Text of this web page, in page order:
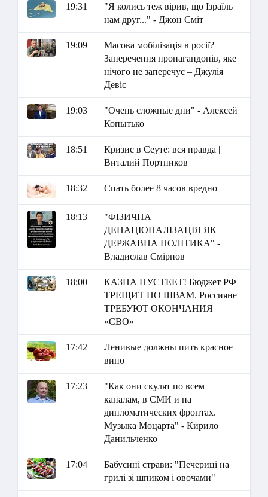
19:31
"Я колись теж вірив, що Ізраїль
нам друг..." - Джон Сміт
19:09
Масова мобілізація в росії?
Заперечення пропагандонів, яке
нічого не заперечує – Джулія
Девіс
19:03
"Очень сложные дни" - Алексей
Копытько
18:51
Кризис в Сеуте: вся правда |
Виталий Портников
18:32 Спать более 8 часов вредно
18:13
"ФІЗИЧНА
ДЕНАЦІОНАЛІЗАЦІЯ ЯК
ДЕРЖАВНА ПОЛІТИКА" -
Владислав Смірнов
18:00
КАЗНА ПУСТЕЕТ! Бюджет РФ
ТРЕЩИТ ПО ШВАМ. Россияне
ТРЕБУЮТ ОКОНЧАНИЯ
«СВО»
17:42
Ленивые должны пить красное
вино
17:23
"Как они скулят по всем
каналам, в СМИ и на
дипломатических фронтах.
Музыка Моцарта" - Кирило
Данильченко
17:04
Бабусині страви: "Печериці на
грилі зі шпиком і овочами"